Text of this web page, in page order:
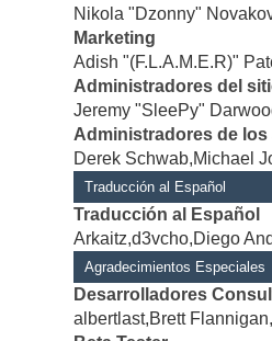
Nikola "Dzonny"
Marketing
Adish "(F.L.A.M.E.R)"
Administradores del
Jeremy "SleePy"
Administradores de
Derek Schwab,Michael
Traducción al Español
Traducción al Español
Arkaitz,d3vcho,Diego
Agradecimientos Especiales
Desarrolladores
albertlast,Brett